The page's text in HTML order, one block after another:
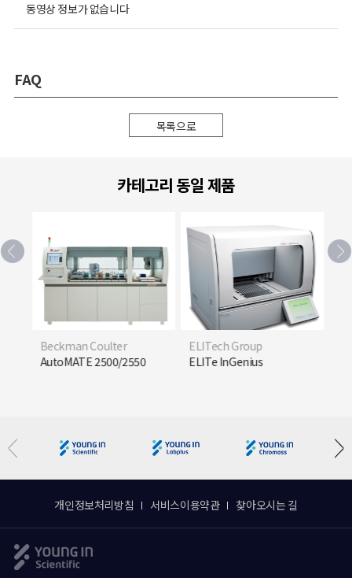
동영상 정보가 없습니다
FAQ
목록으로
카테고리 동일 제품
Coulter
2500/2550
ELITech Group
ELITe InGenius
Trinity Biotech
Premier Hb9210
개인정보처리방침 서비스이용약관 찾아오시는 길